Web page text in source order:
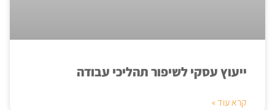
ייעוץ עסקי לשיפור תהליכי עבודה
קרא עוד »